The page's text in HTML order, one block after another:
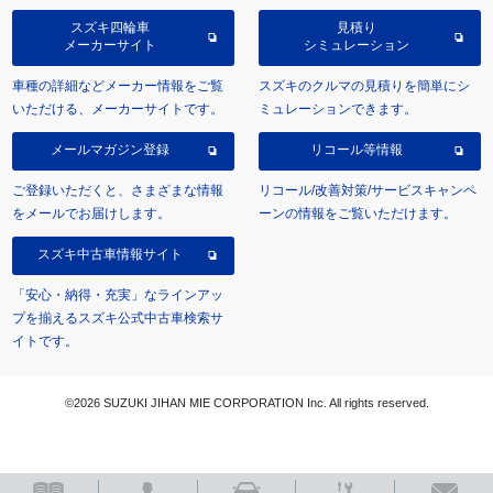
スズキ四輪車
メーカーサイト
車種の詳細などメーカー情報をご覧
いただける、メーカーサイトです。
見積り
シミュレーション
スズキのクルマの見積りを簡単にシ
ミュレーションできます。
メールマガジン登録
ご登録いただくと、さまざまな情報
をメールでお届けします。
リコール等情報
リコール/改善対策/サービスキャンペ
ーンの情報をご覧いただけます。
スズキ中古車情報サイト
「安心・納得・充実」なラインアッ
プを揃えるスズキ公式中古車検索サ
イトです。
©2026 SUZUKI JIHAN MIE CORPORATION Inc. All rights reserved.